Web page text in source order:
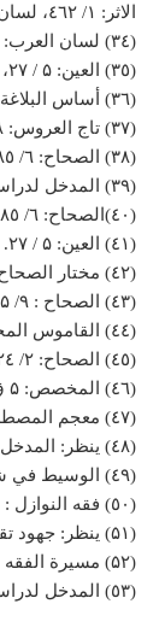
الاثر: ۱/ ٤٦٢، لسان العرب : ۱۱/ ۱۸۸ و ۱۸/ ۱۸۹.
(٣٤) لسان العرب: ۱۱/ ۱۸۹.
(٣٥) العین: ۵ / ۲۷، الصحاح: ٦/ ٢١٨٤
(٣٦) أساس البلاغة: ٧٩٤.
(٣٧) تاج العروس: ۱۸ / ٤٦٤
(٣٨) الصحاح: ٦/ ٢١٨٥
(٣٩) المدخل لدراسة القانون: ۱۹.
(٤٠)الصحاح: ٦/ ٢١٨٥
(٤١) العین: ۵ / ۲۷.
(٤٢) مختار الصحاح: ۲۸۵. ّ
(٤٣) الصحاح : ۹/ ۲۱۸۵.
(٤٤) القاموس المحیط: : ٤/ ٢٦١.
(٤٥) الصحاح: ۲/ ٦٢٤، لسان العرب: ٤ /١٦٩.
(٤٦) المخصص: ۵ ق ۱/ (السفر السادس عشر): ۱۸۵.
(٤٧) معجم المصطلحات والألفاظ الفقهية: ٣/ ٦٢.
(٤٨) ینظر: المدخل لدرامسة النائون: ۲۰.
(٤٩) الوسيط في شرح قانون الأحوال الشخصية العراقي: ٨.
(٥٠) فقه النوازل : ۱/: ٩٤
(۵۱) ينظر: جهود تقنين الفقه الإسلامي: ٢٦.
(۵۲) مسيرة الفقه للاسلامي المعاصر.
(٥٣) المدخل لدراسة القانون: ۲۱.